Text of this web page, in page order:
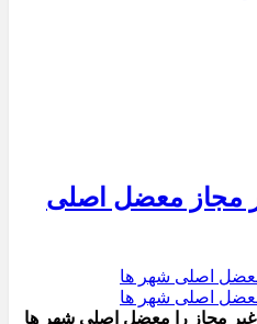
مجاز معضل اصلی
مجاز را معضل اصلی شهر ها